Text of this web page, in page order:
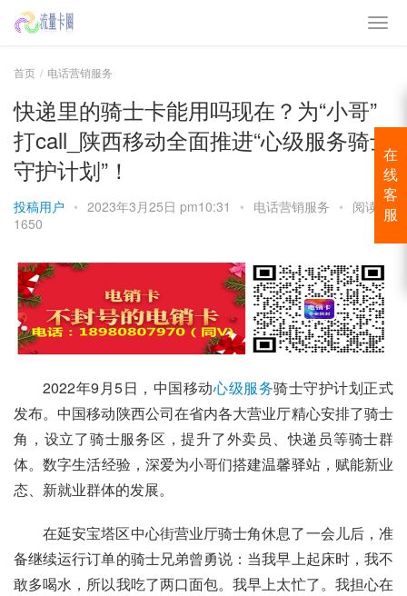
首页 电话营销服务
快递里的骑士卡能用吗现在？为“小哥”
打call_陕西移动全面推进“心级服务骑士
守护计划”！
投稿用户 • 2023年3月25日 pm10:31 • 电话营销服务 • 阅读
1650
2022年9月5日，中国移动心级服务骑士守护计划正式
发布。中国移动陕西公司在省内各大营业厅精心安排了骑士
角，设立了骑士服务区，提升了外卖员、快递员等骑士群
体。数字生活经验，深爱为小哥们搭建温馨驿站，赋能新业
态、新就业群体的发展。
在延安宝塔区中心街营业厅骑士角休息了一会儿后，准
备继续运行订单的骑士兄弟曾勇说：当我早上起床时，我不
敢多喝水，所以我吃了两口面包。我早上太忙了。我担心在
在
线
客
服